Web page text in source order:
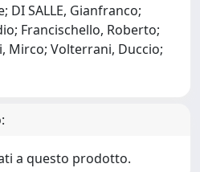
DI SALLE, Gianfranco;
Francischello, Roberto;
Mirco; Volterrani, Duccio;
a questo prodotto.